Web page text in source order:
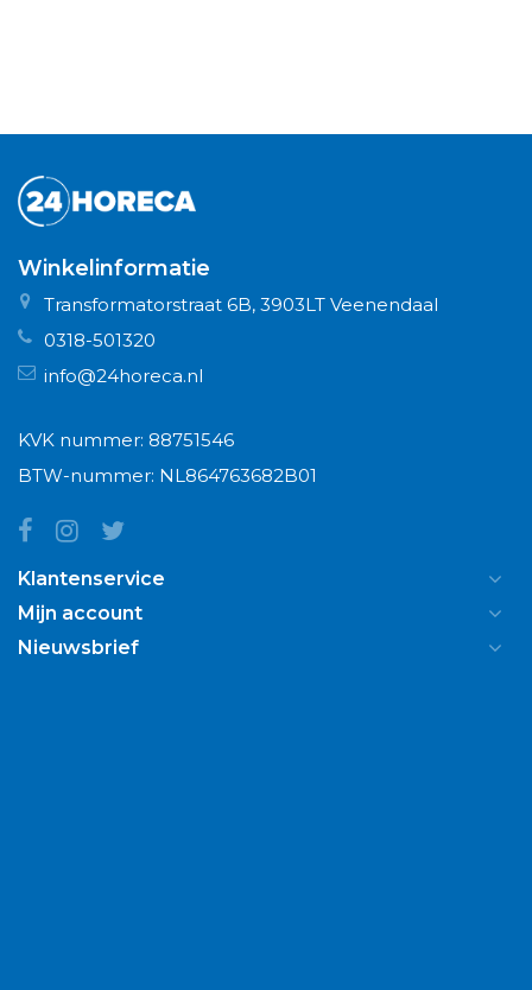
Winkelinformatie
Transformatorstraat 6B, 3903LT Veenendaal
0318-501320
info@24horeca.nl
KVK nummer: 88751546
BTW-nummer: NL864763682B01
Klantenservice
Mijn account
Nieuwsbrief